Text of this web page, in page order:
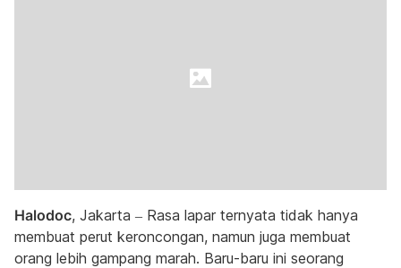
Halodoc, Jakarta – Rasa lapar ternyata tidak hanya
membuat perut keroncongan, namun juga membuat
orang lebih gampang marah. Baru-baru ini seorang